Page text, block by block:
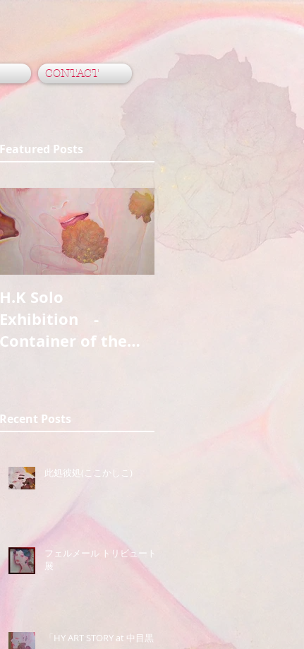
CONTACT
Featured Posts
H.K Solo
Exhibition -
Container of the
Recent Posts
此処彼処(ここかしこ)
フェルメール トリビュート
展
「HY ART STORY at 中目黒」